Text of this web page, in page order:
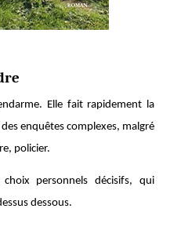
Elle fait rapidement la
enquêtes complexes, malgré
policier.
personnels décisifs, qui
dessous.